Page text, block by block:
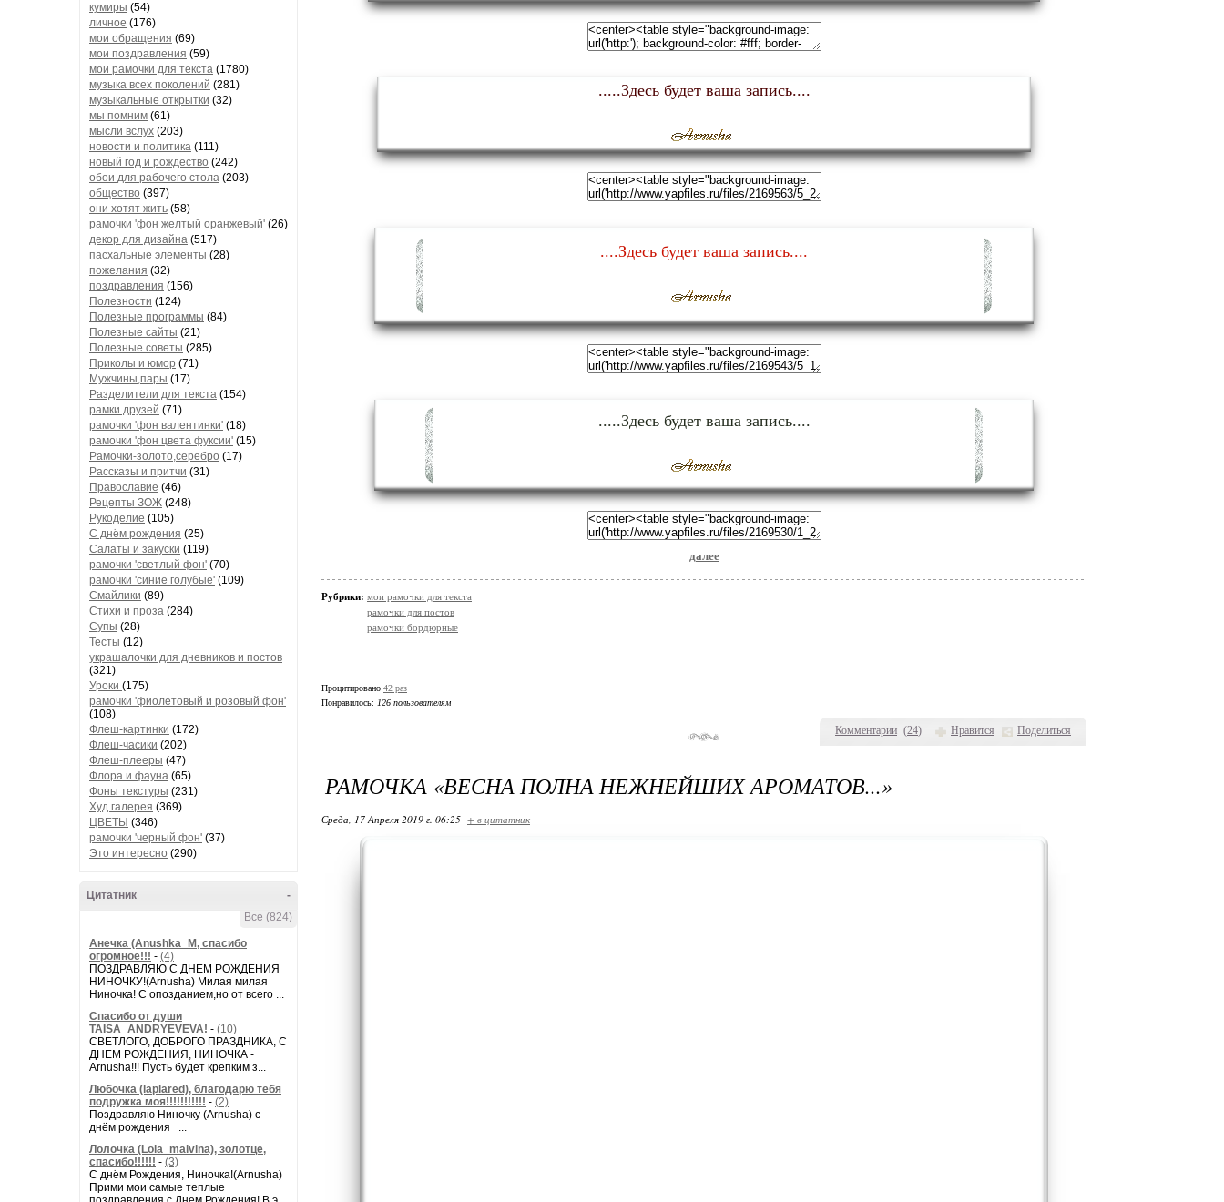
кумиры (54)
личное (176)
мои обращения (69)
мои поздравления (59)
мои рамочки для текста (1780)
музыка всех поколений (281)
музыкальные открытки (32)
мы помним (61)
мысли вслух (203)
новости и политика (111)
новый год и рождество (242)
обои для рабочего стола (203)
общество (397)
они хотят жить (58)
рамочки 'фон желтый оранжевый' (26)
декор для дизайна (517)
пасхальные элементы (28)
пожелания (32)
поздравления (156)
Полезности (124)
Полезные программы (84)
Полезные сайты (21)
Полезные советы (285)
Приколы и юмор (71)
Мужчины,пары (17)
Разделители для текста (154)
рамки друзей (71)
рамочки 'фон валентинки' (18)
рамочки 'фон цвета фуксии' (15)
Рамочки-золото,серебро (17)
Рассказы и притчи (31)
Православие (46)
Рецепты ЗОЖ (248)
Рукоделие (105)
С днём рождения (25)
Салаты и закуски (119)
рамочки 'светлый фон' (70)
рамочки 'синие голубые' (109)
Смайлики (89)
Стихи и проза (284)
Супы (28)
Тесты (12)
украшалочки для дневников и постов
(321)
Уроки (175)
рамочки 'фиолетовый и розовый фон'
(108)
Флеш-картинки (172)
Флеш-часики (202)
Флеш-плееры (47)
Флора и фауна (65)
Фоны текстуры (231)
Худ.галерея (369)
ЦВЕТЫ (346)
рамочки 'черный фон' (37)
Это интересно (290)
-
Цитатник
Все (824)
Анечка (Anushka_M, спасибо
огромное!!! - (4)
ПОЗДРАВЛЯЮ С ДНЕМ РОЖДЕНИЯ
НИНОЧКУ!(Arnusha) Милая милая
Ниночка! С опозданием,но от всего ...
Спасибо от души
TAISA_ANDRYEVEVA! - (10)
СВЕТЛОГО, ДОБРОГО ПРАЗДНИКА, С
ДНЕМ РОЖДЕНИЯ, НИНОЧКА -
Arnusha!!! Пусть будет крепким з...
Любочка (laplared), благодарю тебя
подружка моя!!!!!!!!!!! - (2)
Поздравляю Ниночку (Arnusha) с
днём рождения ...
Лолочка (Lola_malvina), золотце,
спасибо!!!!!! - (3)
С днём Рождения, Ниночка!(Аrnusha)
Прими мои самые теплые
Комментарии (24) Нравится Поделиться
.....Здесь будет ваша запись....
....Здесь будет ваша запись....
.....Здесь будет ваша запись....
далее
Рубрики: мои рамочки для текста
рамочки для постов
рамочки бордюрные
Процитировано 42 раз
Понравилось: 126 пользователям
РАМОЧКА «ВЕСНА ПОЛНА НЕЖНЕЙШИХ АРОМАТОВ...»
Среда, 17 Апреля 2019 г. 06:25 + в цитатник